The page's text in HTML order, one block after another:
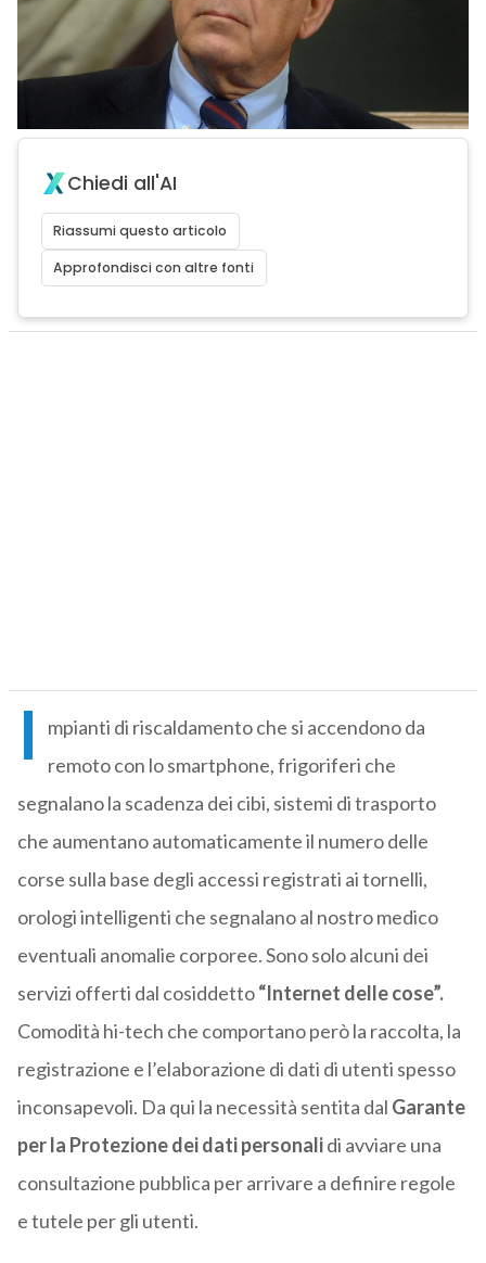
Chiedi all'AI
Riassumi questo articolo
Approfondisci con altre fonti
I
mpianti di riscaldamento che si accendono da
remoto con lo smartphone, frigoriferi che
segnalano la scadenza dei cibi, sistemi di trasporto
che aumentano automaticamente il numero delle
corse sulla base degli accessi registrati ai tornelli,
orologi intelligenti che segnalano al nostro medico
eventuali anomalie corporee. Sono solo alcuni dei
servizi offerti dal cosiddetto“Internet delle cose”.
Comodità hi-tech che comportano però la raccolta, la
registrazione e l’elaborazione di dati di utenti spesso
inconsapevoli. Da qui la necessità sentita dal Garante
per la Protezione dei dati personalidi avviare una
consultazione pubblica per arrivare a definire regole
e tutele per gli utenti.